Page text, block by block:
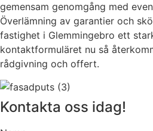
gemensam genomgång med
Överlämning av garantier och
fastighet i Glemmingebro ett
kontaktformuläret nu så
rådgivning och offert.
Kontakta oss idag!